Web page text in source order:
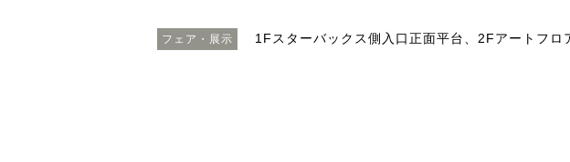
フェア・展示 1Fスターバックス側入口正面平台、2Fアートフロ